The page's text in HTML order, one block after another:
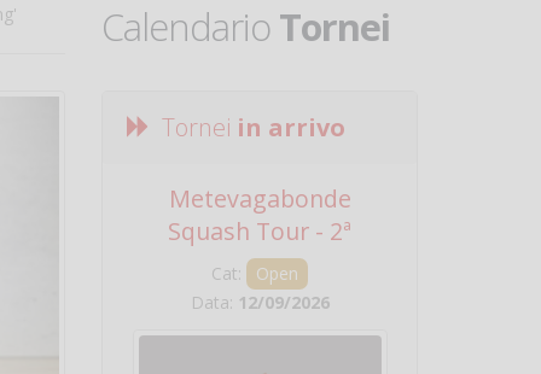
CalendarioTornei
Tornei in arrivo
Metevagabonde
Squash Tour - 2ª
Tappa
Cat:
Open
Data: 12/09/2026